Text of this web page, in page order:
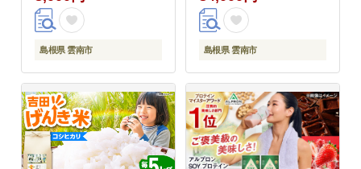
島根県 雲南市 島根県 雲南市